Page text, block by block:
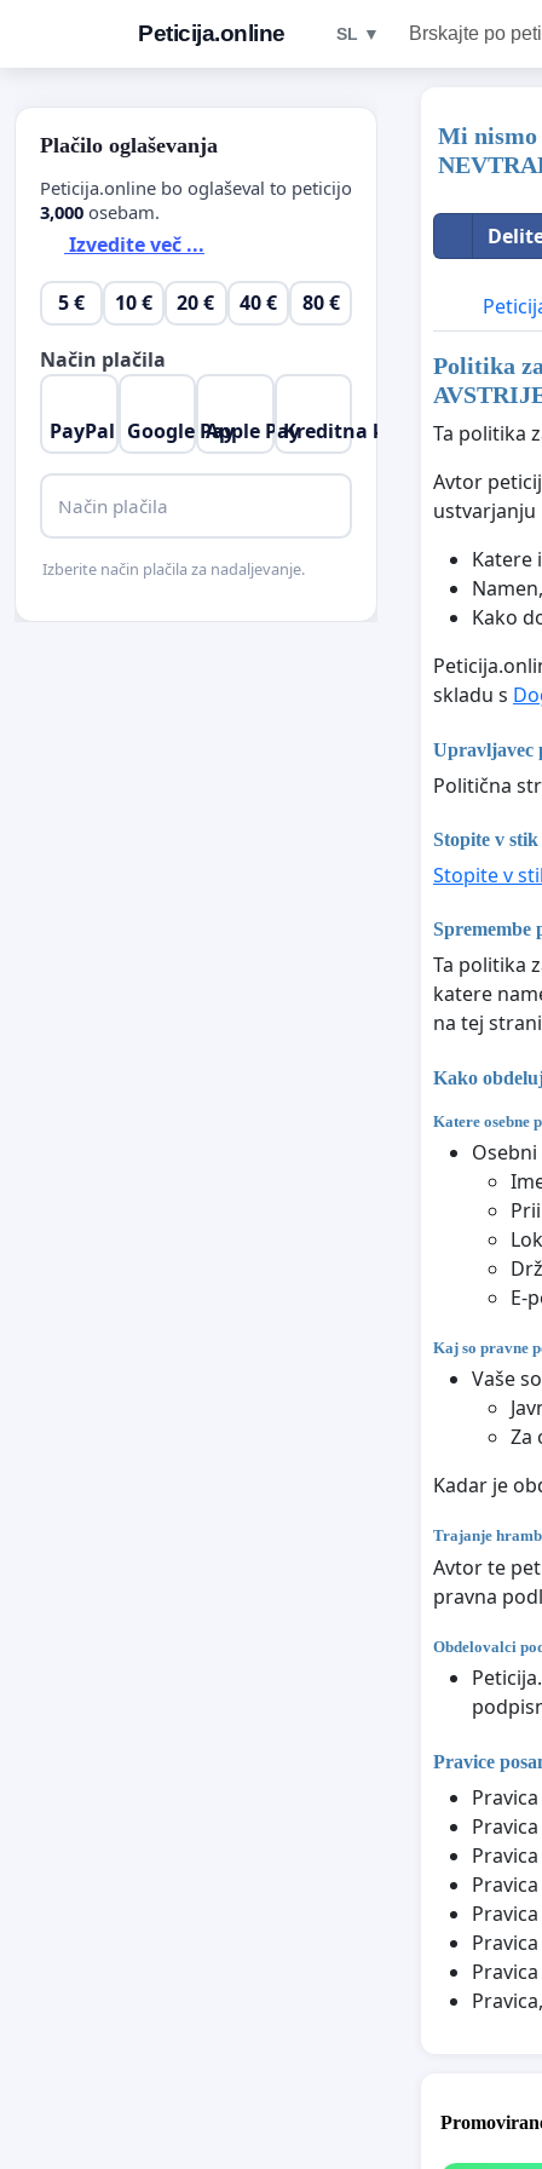
Peticija.online SL ▼ Brskajte po
Mi nismo
Politika
Ta politika
Avtor
ustvarjanju
Katere
Kako
skladu s
Upravljavec
Politična
Stopite v
Stopite v
Spremembe
Ta politika
katere
na tej
Kako
Katere osebne
E-
Kaj so pravne
Vaše
Za
Kadar je
Trajanje
Avtor te
pravna
Obdelovalci
Pravice
Plačilo oglaševanja
Peticija.online bo oglaševal to peticijo
3,000 osebam.
Izvedite več ...
5 € 10 € 20 € 40 € 80 €
Način plačila
PayPal Google PayApple PayKreditna kartica
Način plačila
Izberite način plačila za nadaljevanje.